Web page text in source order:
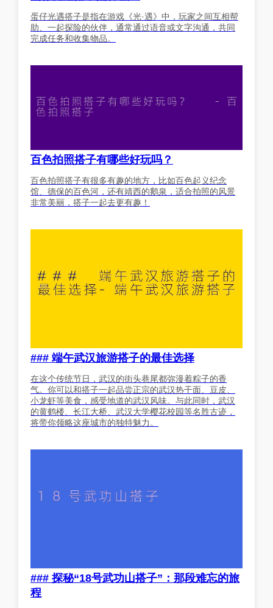
蛋仔光遇搭子是指在游戏《光·遇》中，玩家之间互相帮
助、一起探险的伙伴，通常通过语音或文字沟通，共同
完成任务和收集物品。
百色拍照搭子有哪些好玩吗？
百色拍照搭子有很多有趣的地方，比如百色起义纪念
馆、德保的百色河，还有靖西的鹅泉，适合拍照的风景
非常美丽，搭子一起去更有趣！
### 端午武汉旅游搭子的最佳选择
在这个传统节日，武汉的街头巷尾都弥漫着粽子的香
气。你可以和搭子一起品尝正宗的武汉热干面、豆皮、
小龙虾等美食，感受地道的武汉风味。与此同时，武汉
的黄鹤楼、长江大桥、武汉大学樱花校园等名胜古迹，
将带你领略这座城市的独特魅力。
### 探秘“18号武功山搭子”：那段难忘的旅
程